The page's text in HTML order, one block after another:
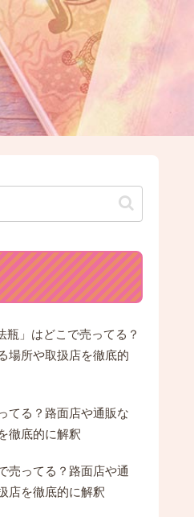
瓶」はどこで売ってる？
場所や取扱店を徹底的
てる？路面店や通販な
徹底的に解釈
売ってる？路面店や通
店を徹底的に解釈